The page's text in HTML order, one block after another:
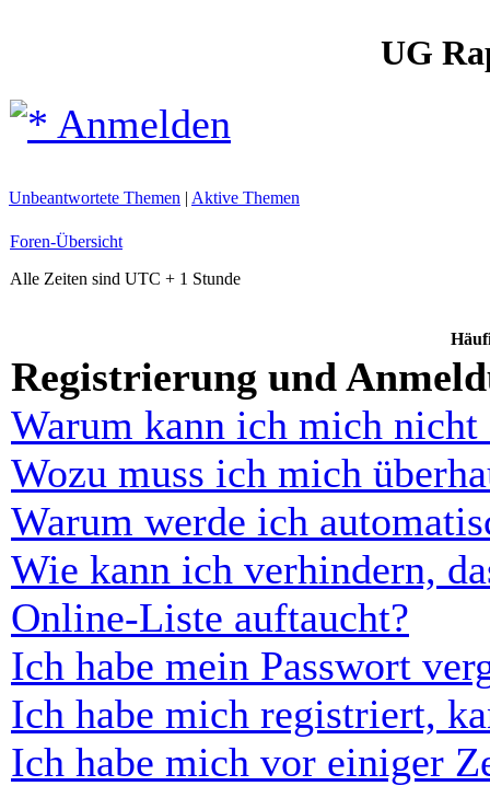
UG
Anmelden
Unbeantwortete Themen | Aktive Themen
Foren-Übersicht
Alle Zeiten sind UTC + 1 Stunde
Registrierung und
Warum kann ich mich nicht
Wozu muss ich mich
Warum werde ich
Wie kann ich verhindern,
Online-Liste auftaucht?
Ich habe mein Passwort
Ich habe mich registriert,
Ich habe mich vor einiger